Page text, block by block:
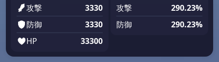
攻撃
3330
防御
3330
HP
33300
攻撃
290.23%
防御
290.23%